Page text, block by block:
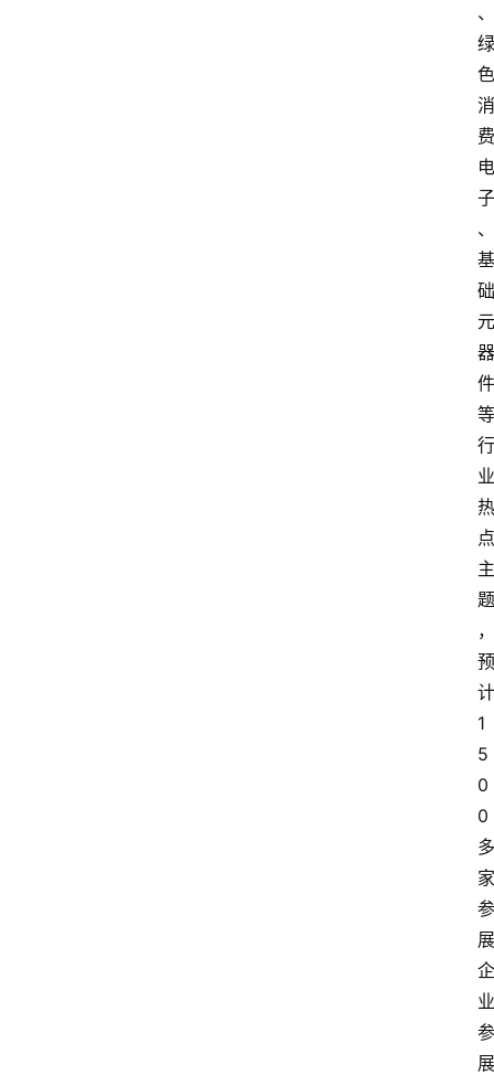
、
绿
色
消
费
电
子
、
基
础
元
器
件
等
行
业
热
点
主
题
，
预
计
1
5
0
0
多
家
参
展
企
业
参
展